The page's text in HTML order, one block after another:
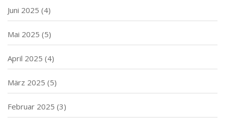
Juni 2025 (4)
Mai 2025 (5)
April 2025 (4)
März 2025 (5)
Februar 2025 (3)